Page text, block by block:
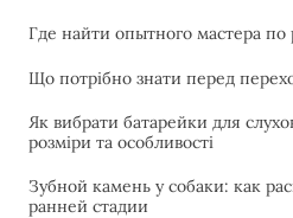
Где найти опытного мастера по
Що потрібно знати перед
Як вибрати батарейки для
розміри та особливості
Зубной камень у собаки: как
ранней стадии